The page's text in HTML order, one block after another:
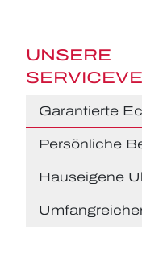
UNSERE
Garantierte
Persönliche
Hauseigene